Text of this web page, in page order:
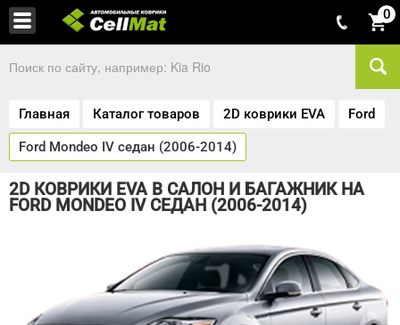
0
Главная Каталог товаров 2D коврики EVA Ford
Ford Mondeo IV седан (2006-2014)
2D КОВРИКИ EVA В САЛОН И БАГАЖНИК НА
FORD MONDEO IV СЕДАН (2006-2014)